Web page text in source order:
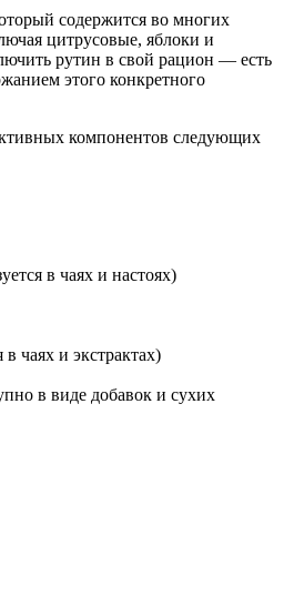
содержится во многих
цитрусовые, яблоки и
рутин в свой рацион — есть
этого конкретного
компонентов следующих
в чаях и настоях)
в чаях и экстрактах)
в виде добавок и сухих